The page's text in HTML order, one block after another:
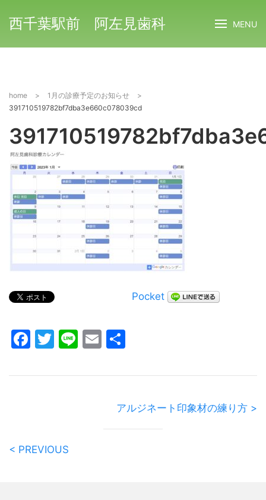
西千葉駅前 阿左見歯科 MENU
home > 1月の診療予定のお知らせ
>
391710519782bf7dba3e660c078039cd
Pocket
Facebook
Twitter
LineEmail
アルジネート印象材の練り方 >
< PREVIOUS